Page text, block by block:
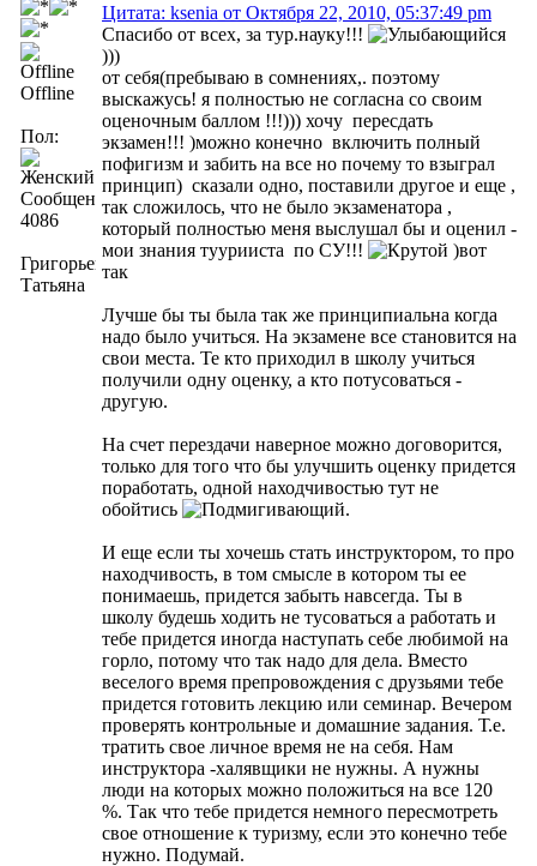
Offline
Пол:
Сообщений:
4086
Григорьева
Татьяна
Цитата: ksenia от Октября 22, 2010, 05:37:49 pm
Спасибо от всех, за тур.науку!!!
)))
от себя(пребываю в сомнениях,. поэтому
выскажусь! я полностью не согласна со своим
оценочным баллом !!!))) хочу пересдать
экзамен!!! )можно конечно включить полный
пофигизм и забить на все но почему то взыграл
принцип) сказали одно, поставили другое и еще ,
так сложилось, что не было экзаменатора ,
который полностью меня выслушал бы и оценил -
мои знания туурииста по СУ!!!
)вот
так
Лучше бы ты была так же принципиальна когда
надо было учиться. На экзамене все становится на
свои места. Те кто приходил в школу учиться
получили одну оценку, а кто потусоваться -
другую.
На счет перездачи наверное можно договорится,
только для того что бы улучшить оценку придется
поработать, одной находчивостью тут не
обойтись
.
И еще если ты хочешь стать инструктором, то про
находчивость, в том смысле в котором ты ее
понимаешь, придется забыть навсегда. Ты в
школу будешь ходить не тусоваться а работать и
тебе придется иногда наступать себе любимой на
горло, потому что так надо для дела. Вместо
веселого время препровождения с друзьями тебе
придется готовить лекцию или семинар. Вечером
проверять контрольные и домашние задания. Т.е.
тратить свое личное время не на себя. Нам
инструктора -халявщики не нужны. А нужны
люди на которых можно положиться на все 120
%. Так что тебе придется немного пересмотреть
свое отношение к туризму, если это конечно тебе
нужно. Подумай.